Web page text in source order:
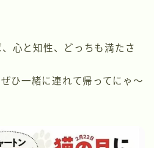
心と知性、どっちも満たさ
ひ一緒に連れて帰ってにゃ〜